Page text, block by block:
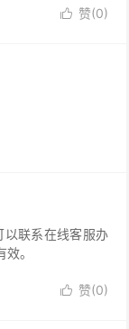
 赞(0)
联系在线客服办
。
 赞(0)